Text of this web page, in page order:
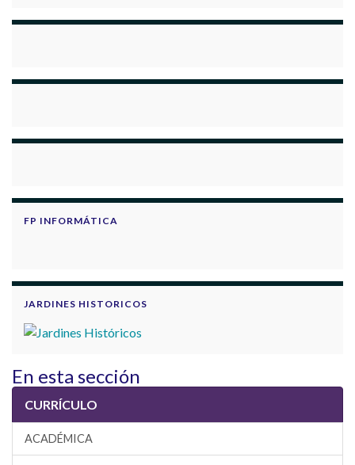
FP INFORMÁTICA
JARDINES HISTORICOS
En esta sección
CURRÍCULO
ACADÉMICA